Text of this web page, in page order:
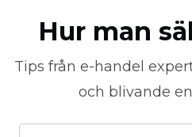
Hur man
Tips från e-handel
och blivande